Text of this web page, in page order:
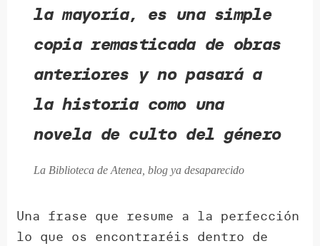
la mayoría, es una simple
copia remasticada de obras
anteriores y no pasará a
la historia como una
novela de culto del género
La Biblioteca de Atenea, blog ya desaparecido
Una frase que resume a la perfección
lo que os encontraréis dentro de